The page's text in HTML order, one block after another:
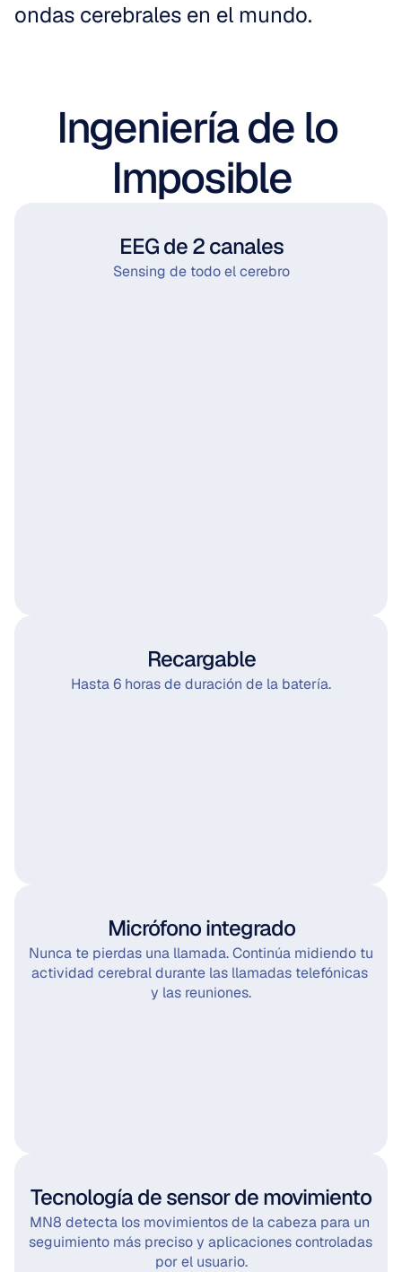
ondas cerebrales en el mundo.
Ingeniería de lo
Imposible
EEG de 2 canales
Sensing de todo el cerebro
Recargable
Hasta 6 horas de duración de la batería.
Micrófono integrado
Nunca te pierdas una llamada. Continúa midiendo tu
actividad cerebral durante las llamadas telefónicas
y las reuniones.
Tecnología de sensor de movimiento
MN8 detecta los movimientos de la cabeza para un
seguimiento más preciso y aplicaciones controladas
por el usuario.